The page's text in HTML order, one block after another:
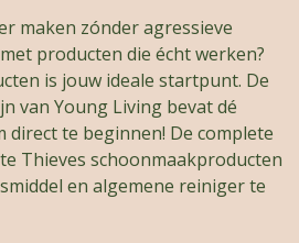
maken zónder agressieve
producten die écht werken?
is jouw ideale startpunt. De
van Young Living bevat dé
direct te beginnen! De complete
Thieves schoonmaakproducten
en algemene reiniger te